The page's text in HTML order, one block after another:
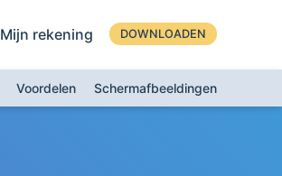
Mijn rekening DOWNLOADEN
Voordelen Schermafbeeldingen